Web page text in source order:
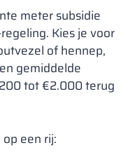
meter subsidie
Kies je voor
of hennep,
gemiddelde
tot €2.000 terug
een rij: